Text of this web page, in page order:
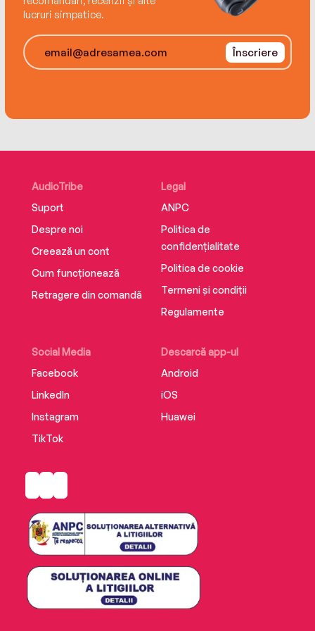
lucruri simpatice.
Înscriere
AudioTribe
Suport
Despre noi
Creează un cont
Cum funcționează
Retragere din comandă
Social Media
Facebook
LinkedIn
Instagram
TikTok
Descarcă app-ul
Android
iOS
Huawei
Legal
ANPC
Politica de
confidențialitate
Politica de cookie
Termeni și condiții
Regulamente